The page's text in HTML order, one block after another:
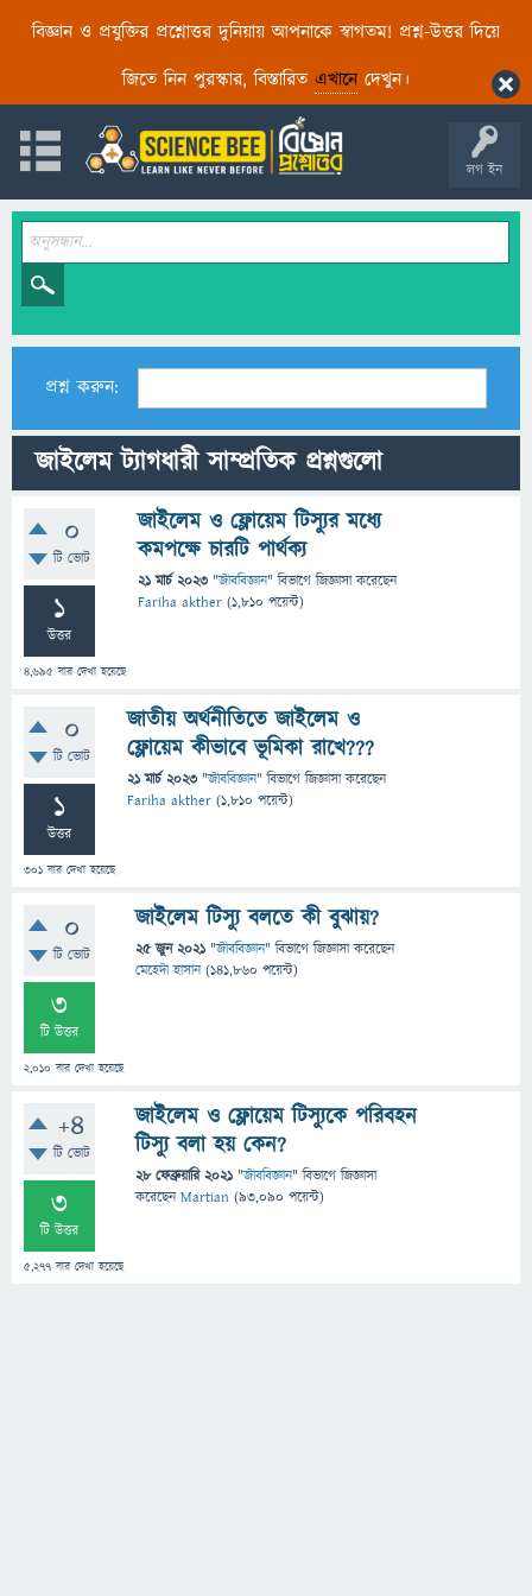
বিজ্ঞান ও প্রযুক্তির প্রশ্নোত্তর দুনিয়ায় আপনাকে স্বাগতম! প্রশ্ন-উত্তর দিয়ে
জিতে নিন পুরস্কার, বিস্তারিত এখানেদেখুন।
লগ ইন
প্রশ্ন করুন:
জাইলেম ট্যাগধারী সাম্প্রতিক প্রশ্নগুলো
0
টি ভোট
1
উত্তর
4,695 বার দেখা হয়েছে
জাইলেম ও ফ্লোয়েম টিস্যুর মধ্যে
কমপক্ষে চারটি পার্থক্য
21 মার্চ 2023 "জীববিজ্ঞান" বিভাগে জিজ্ঞাসাকরেছেন
Fariha akther (1,810 পয়েন্ট)
0
টি ভোট
1
উত্তর
301 বার দেখা হয়েছে
জাতীয় অর্থনীতিতে জাইলেম ও
ফ্লোয়েম কীভাবে ভূমিকা রাখে???
21 মার্চ 2023 "জীববিজ্ঞান" বিভাগে জিজ্ঞাসাকরেছেন
Fariha akther (1,810 পয়েন্ট)
0
টি ভোট
3
টি উত্তর
2,010 বার দেখা হয়েছে
জাইলেম টিস্যু বলতে কী বুঝায়?
25 জুন 2021 "জীববিজ্ঞান" বিভাগে জিজ্ঞাসাকরেছেন
মেহেদী হাসান (141,860 পয়েন্ট)
+4
টি ভোট
3
টি উত্তর
5,277 বার দেখা হয়েছে
জাইলেম ও ফ্লোয়েম টিস্যুকে পরিবহন
টিস্যু বলা হয় কেন?
28 ফেব্রুয়ারি 2021 "জীববিজ্ঞান" বিভাগে জিজ্ঞাসা
করেছেনMartian (93,090 পয়েন্ট)